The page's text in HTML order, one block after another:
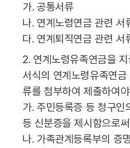
가. 공통서류
나. 연계노령연금 관련 서
다. 연계퇴직연금 관련 서
2. 연계노령유족연금을
서식의 연계노령유족연
류를 첨부하여 제출하여
가. 주민등록증 등 청구인
등 신분증을 제시함으로
나. 가족관계등록부의 증